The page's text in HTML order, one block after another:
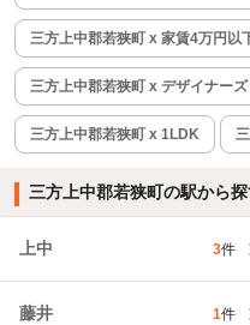
三方上中郡若狭町 x 家賃4万円以
三方上中郡若狭町 x デザイナーズ
三方上中郡若狭町 x 1LDK
三方上中郡若狭町の駅から
上中 3件
藤井 1件